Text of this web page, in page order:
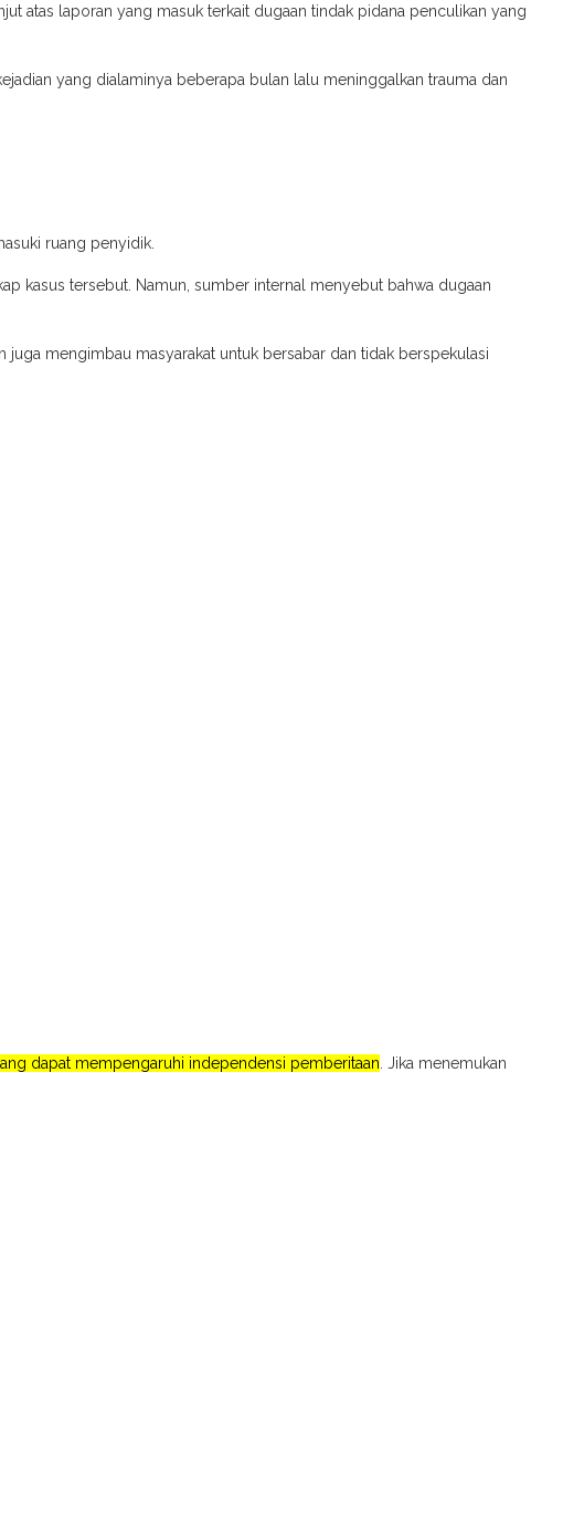
atas laporan yang masuk terkait dugaan tindak pidana penculikan yang
yang dialaminya beberapa bulan lalu meninggalkan trauma dan
ruang penyidik.
kasus tersebut. Namun, sumber internal menyebut bahwa dugaan
mengimbau masyarakat untuk bersabar dan tidak berspekulasi
dapat mempengaruhi independensi pemberitaan . Jika menemukan